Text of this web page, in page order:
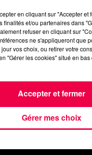
INFOS
JEUX
en cliquant sur "Accepter et
finalités et/ou partenaires dans
refuser en cliquant sur
ne s'appliqueront que
vos choix, ou retirer votre
"Gérer les cookies" situé en
Gérer mes choix
Accepter et fermer